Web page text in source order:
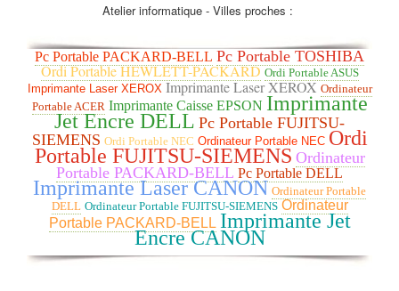
Suppression de virus et logiciels
malveillants
Nettoyage de votre ordinateur -
Virus et Malware:Qu'est-ce
qu'un virus informatique ?Un
virus informatique est un
programme sournois qui
endommage votre ordinateur sans
votre permission, provoquant des
modifications indésirables et
nuisibles. Communément appelé 'malware',il s'agit d'un
logiciel malveillant. à PONT-EVEQUE Éliminer les virus et les
malwares peut être problématique en fonction du type de fichier
téléchargé, de la durée de l'infection et des actions ultérieures
entreprises par l'utilisateur. à PONT-EVEQUE Dans la plupart
des cas, notre équipe est en mesure derestaurer le système
Atelier informatique - Villes proches :
Pc Portable PACKARD-BELL Pc Portable TOSHIBA
Ordi Portable HEWLETT-PACKARD Ordi Portable ASUS
Imprimante Laser XEROX Imprimante Laser XEROX Ordinateur
Portable ACER Imprimante Caisse EPSON Imprimante
Jet Encre DELL Pc Portable FUJITSU-
SIEMENS Ordi Portable NEC Ordinateur Portable NEC Ordi
Portable FUJITSU-SIEMENS Ordinateur
Portable PACKARD-BELL Pc Portable DELL
Imprimante Laser CANON Ordinateur Portable
DELL Ordinateur Portable FUJITSU-SIEMENS Ordinateur
Portable PACKARD-BELL Imprimante Jet
Encre CANON